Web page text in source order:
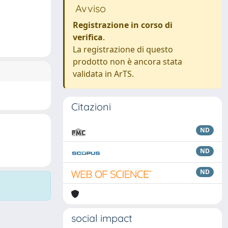
Avviso
Registrazione in corso di
verifica.
La registrazione di questo
prodotto non è ancora stata
validata in ArTS.
Citazioni
ND
ND
ND
social impact